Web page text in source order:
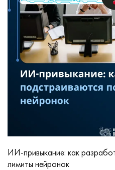
ИИ-привыкание: как
лимиты нейронок